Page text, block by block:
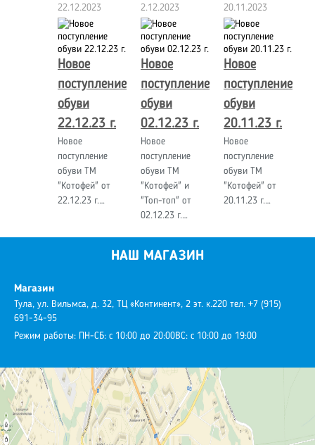
22.12.2023
Новое
поступление
обуви
22.12.23 г.
Новое
поступление
обуви ТМ
"Котофей" от
22.12.23 г.…
2.12.2023
Новое
поступление
обуви
02.12.23 г.
Новое
поступление
обуви ТМ
"Котофей" и
"Топ-топ" от
02.12.23 г.…
20.11.2023
Новое
поступление
обуви
20.11.23 г.
Новое
поступление
обуви ТМ
"Котофей" от
20.11.23 г.…
НАШ МАГАЗИН
Магазин
Тула, ул. Вильмса, д. 32, ТЦ «Континент», 2 эт. к.220 тел. +7 (915)
691-34-95
Режим работы: ПН-СБ: с 10:00 до 20:00ВС: с 10:00 до 19:00